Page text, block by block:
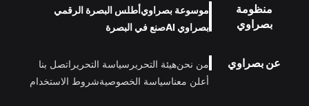
منظومة
بصراوي
موسوعة بصراويأطلس البصرة الرقمي
بصراوي AI
صنع في البصرة
عن بصراوي من نحنهيئة التحرير سياسة التحرير اتصل بنا
أعلن معناسياسة الخصوصيةشروط الاستخدام